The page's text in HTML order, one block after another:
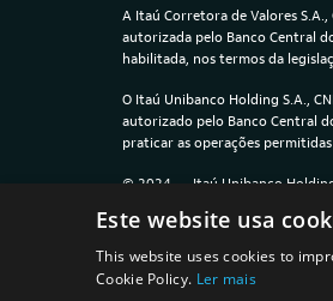
A Itaú Corretora de Valores
autorizada pelo Banco Central
habilitada, nos termos da
O Itaú Unibanco Holding S.A.,
autorizado pelo Banco Central
praticar as operações
© 2024 — Itaú Unibanco
Este website usa
This website uses cookies to
Cookie Policy. Ler mais